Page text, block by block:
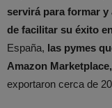
servirá para formar
de facilitar su éxito
España, las pymes
Amazon
exportaron cerca de